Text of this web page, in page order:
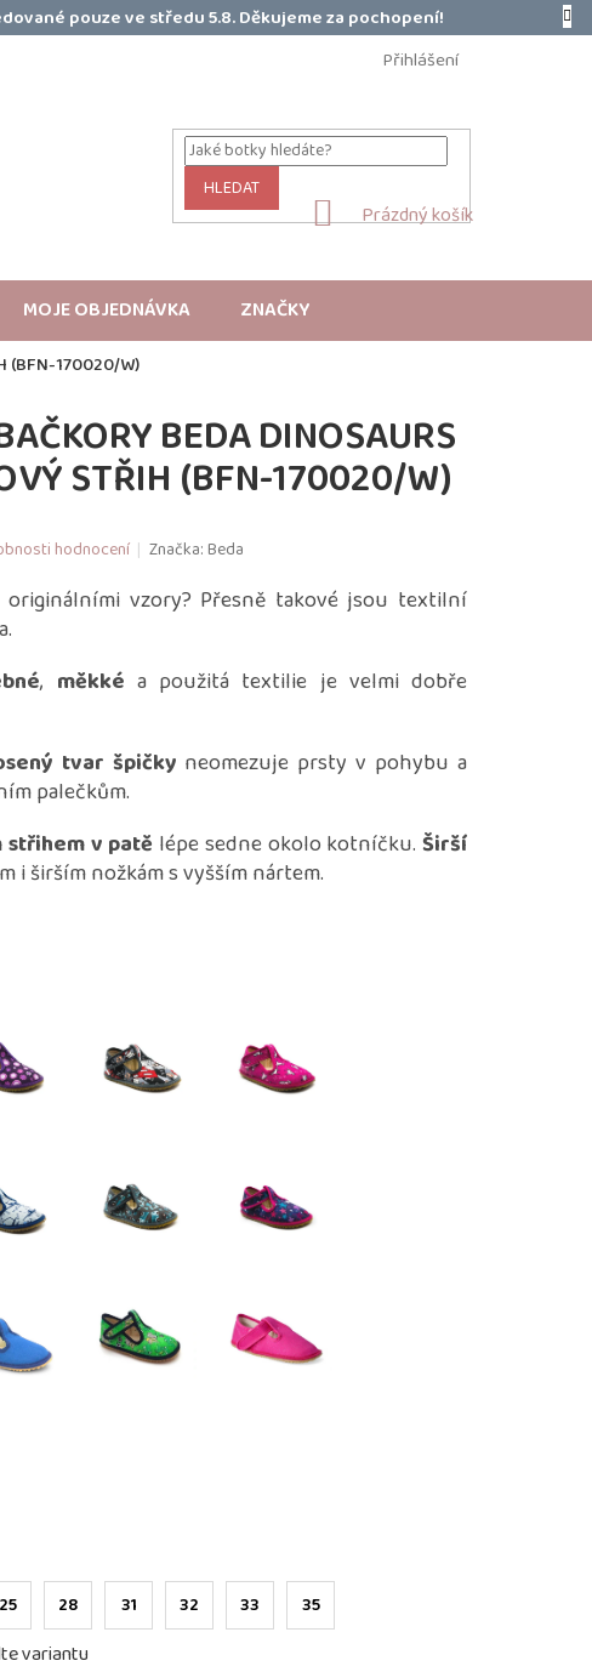
pouze ve středu 5.8. Děkujeme za pochopení!
Přihlášení
HLEDAT
NÁKUPNÍ
Prázdný košík
MOJE OBJEDNÁVKA ZNAČKY
(BFN-170020/W)
BEDA DINOSAURS
STŘIH (BFN-170020/W)
hodnocení Značka: Beda
25 28 31 32 33 35
variantu
vzory? Přesně takové jsou textilní
, měkké a použitá textilie je velmi dobře
tvar špičky neomezuje prsty v pohybu a
palečkům.
střihem v patě lépe sedne okolo kotníčku. Širší
i širším nožkám s vyšším nártem.